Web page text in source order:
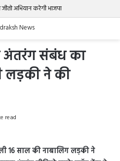
अभियान करेगी भाजपा
अंतरंग संबंध का
लड़की ने की
read
16 साल की नाबालिग लड़की ने